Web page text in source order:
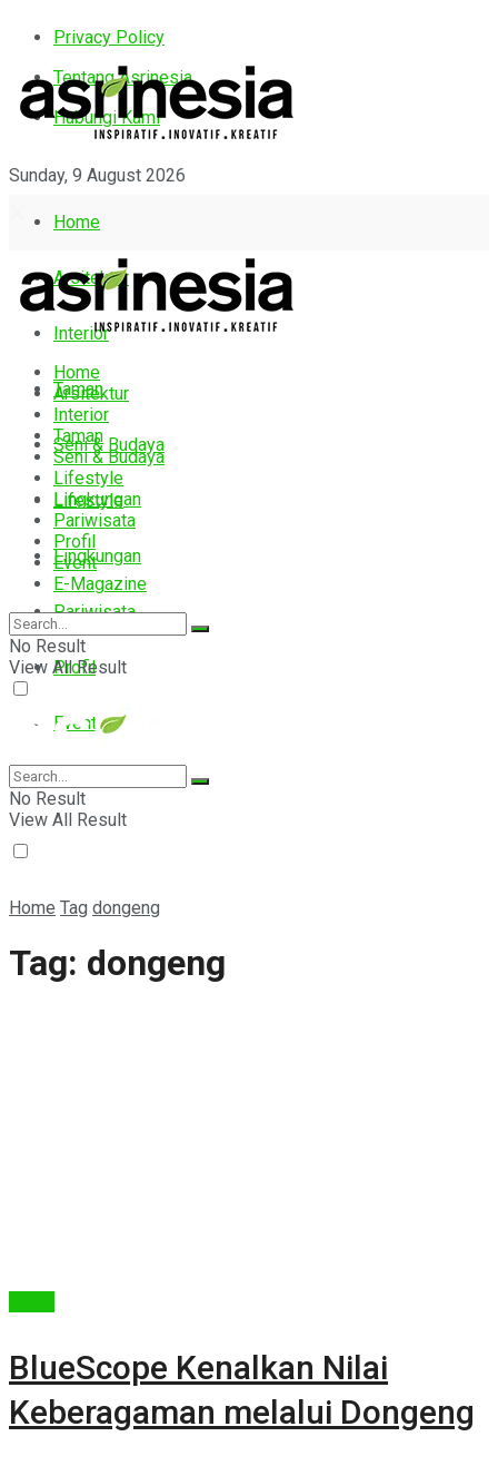
Privacy Policy
Tentang Asrinesia
Hubungi Kami
Sunday, 9 August 2026
Home
Arsitektur
Interior
Taman
Seni & Budaya
Lifestyle
Lingkungan
Pariwisata
Profil
Event
E-Magazine
Home
Arsitektur
Interior
Taman
Seni & Budaya
Lifestyle
Lingkungan
Pariwisata
Profil
Event
E-Magazine
No Result
View All Result
No Result
View All Result
Home Tag dongeng
Tag: dongeng
BlueScope Kenalkan Nilai
Keberagaman melalui Dongeng